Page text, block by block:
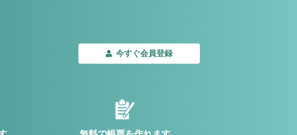
今すぐ会員登録